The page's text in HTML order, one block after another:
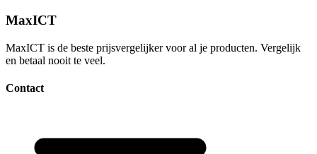
MaxICT
MaxICT is de beste prijsvergelijker voor al je producten. Vergelijk
en betaal nooit te veel.
Contact